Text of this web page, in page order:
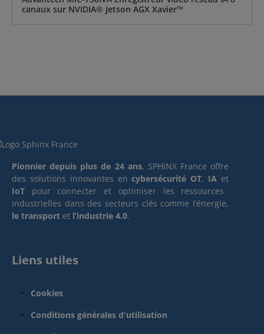
canaux sur NVIDIA® Jetson AGX Xavier™
Pionnier depuis plus de 24 ans, SPHINX France offre
des solutions innovantes encybersécurité OT, IA et
IoT pour connecter et optimiser les ressources
industrielles dans des secteurs clés comme l’énergie,
le transport et l’industrie 4.0.
Liens utiles
Cookies
Conditions générales d'utilisation